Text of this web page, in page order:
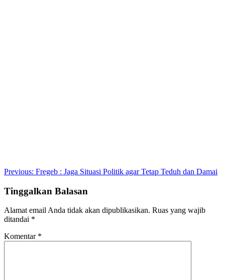
Post
navigation
Previous: Fregeb : Jaga Situasi Politik agar Tetap Teduh dan Damai
Tinggalkan Balasan
Alamat email Anda tidak akan dipublikasikan. Ruas yang wajib
ditandai *
Komentar *